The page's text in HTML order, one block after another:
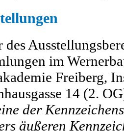
des
im
Freiberg,
14 (2.
der
äußeren